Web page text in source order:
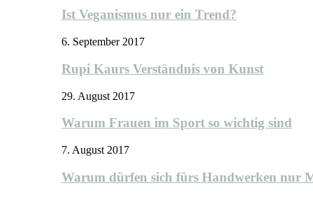
Ist Veganismus nur ein Trend?
6. September 2017
Rupi Kaurs Verständnis von Kunst
29. August 2017
Warum Frauen im Sport so wichtig sind
7. August 2017
Warum dürfen sich fürs Handwerken nur